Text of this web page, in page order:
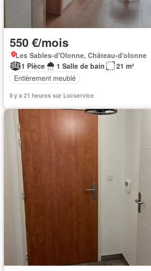
550 €/mois
Les Sables-d'Olonne, Château-d'olonne
1 Pièce
1 Salle de bain
21 m²
Entièrement meublé
Il y a 21 heures sur Locservice